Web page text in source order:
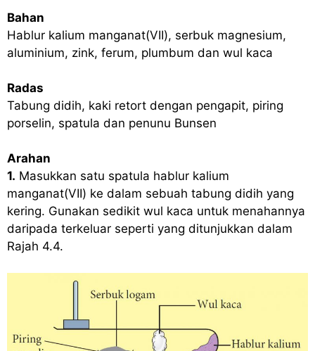
Bahan
Hablur kalium manganat(VII), serbuk magnesium,
aluminium, zink, ferum, plumbum dan wul kaca
Radas
Tabung didih, kaki retort dengan pengapit, piring
porselin, spatula dan penunu Bunsen
Arahan
1. Masukkan satu spatula hablur kalium
manganat(VII) ke dalam sebuah tabung didih yang
kering. Gunakan sedikit wul kaca untuk menahannya
daripada terkeluar seperti yang ditunjukkan dalam
Rajah 4.4.